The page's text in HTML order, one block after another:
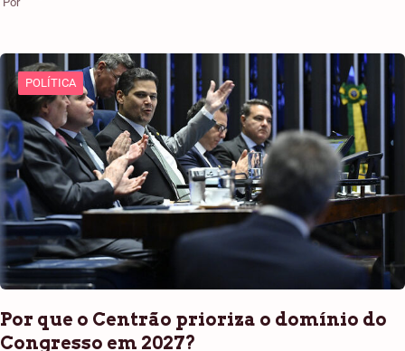
POLÍTICA
Por que o Centrão prioriza o domínio do
Congresso em 2027?